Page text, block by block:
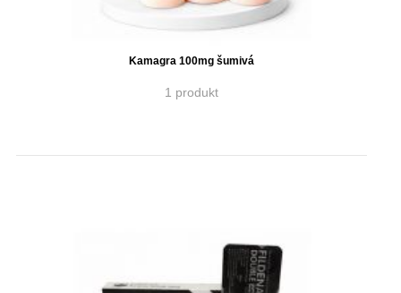
Kamagra 100mg šumivá
1 produkt